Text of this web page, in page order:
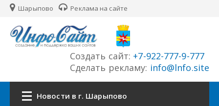
Шарыпово Реклама на сайте
Создать сайт: +7-922-777-9-777
Сделать рекламу: info@lnfo.site
Новости в г. Шарыпово